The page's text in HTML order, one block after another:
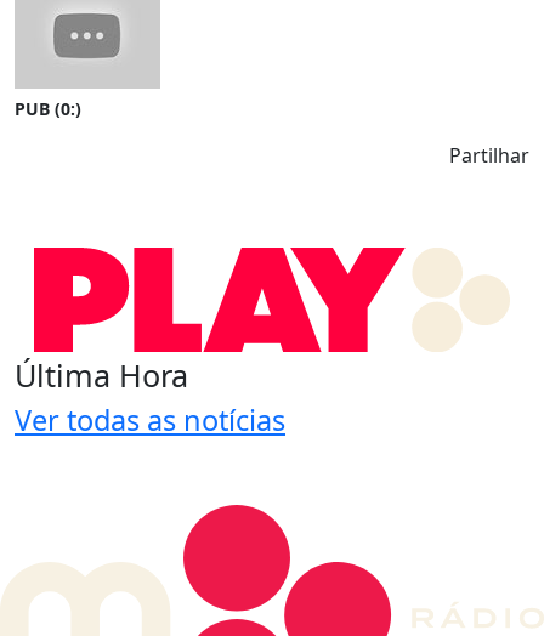
PUB (0:)
Partilhar
Última Hora
Ver todas as notícias